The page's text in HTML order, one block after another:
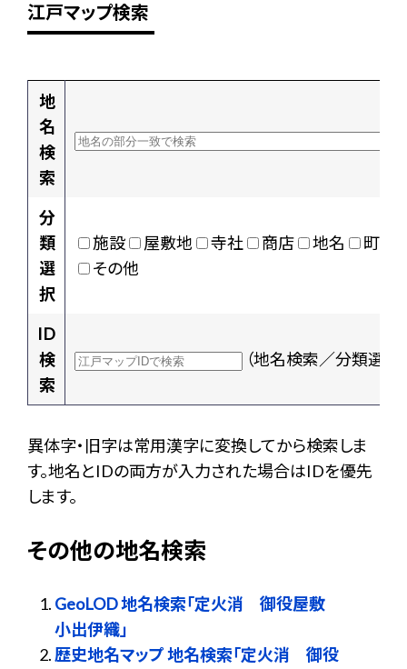
江戸マップ検索
地
名
検
索
分
類
選
択
施設 屋敷地 寺社 商店 地名
町村
その他
ID
検
索
（地名検索／分類選択
異体字・旧字は常用漢字に変換してから検索しま
す。地名とIDの両方が入力された場合はIDを優先
します。
その他の地名検索
GeoLOD 地名検索「定火消 御役屋敷
小出伊織」
歴史地名マップ 地名検索「定火消 御役